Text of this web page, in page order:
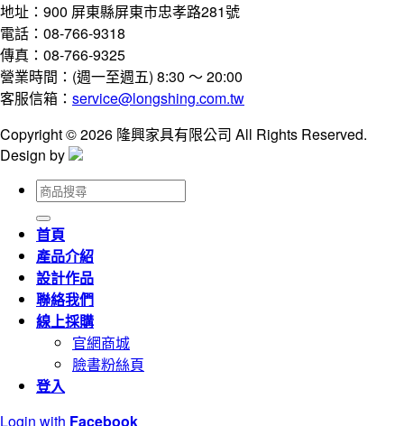
地址：900 屏東縣屏東市忠孝路281號
電話：08-766-9318
傳真：08-766-9325
營業時間：(週一至週五) 8:30 ～ 20:00
客服信箱： service@longshing.com.tw
Copyright © 2026 隆興家具有限公司 All Rights Reserved.
Design by
搜
尋
關
鍵
字:
首頁
產品介紹
設計作品
聯絡我們
線上採購
官網商城
臉書粉絲頁
登入
Login with Facebook